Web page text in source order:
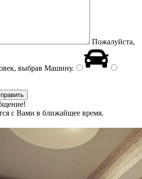
Пожалуйста,
выбрав Машину.
с Вами в ближайшее время.